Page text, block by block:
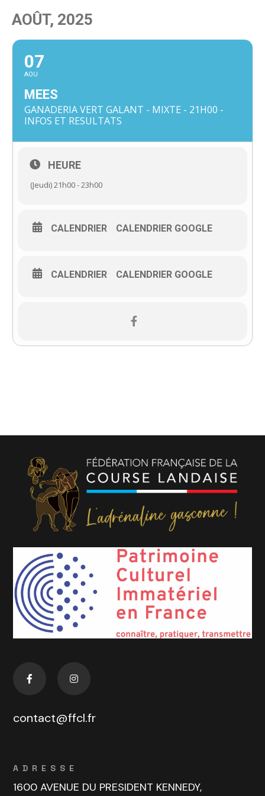
AOÛT, 2025
07
AOU
MEES
GANADERIA VERT GALANT - MIXTE - 21H00 -
INFOS ET RESULTATS
HEURE
(Jeudi) 21h00 - 23h00
CALENDRIER CALENDRIER GOOGLE
CALENDRIER CALENDRIER GOOGLE
contact@ffcl.fr
ADRESSE
1600 AVENUE DU PRESIDENT KENNEDY,